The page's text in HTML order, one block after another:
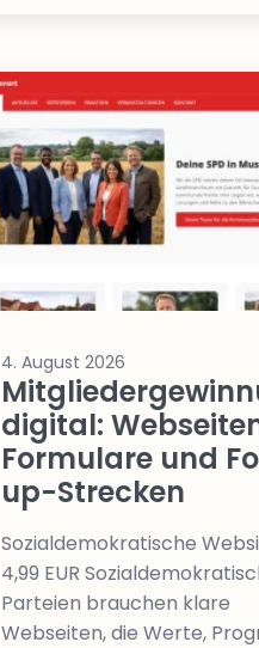
4. August 2026
digital:
Formulare und
up-Strecken
Sozialdemokratische
4,99 EUR
Parteien brauchen klare
Webseiten, die Werte,